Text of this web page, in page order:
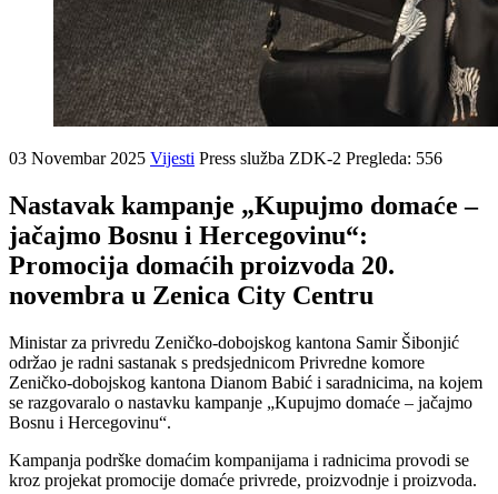
03 Novembar 2025 Vijesti Press služba ZDK-2 Pregleda: 556
Nastavak kampanje „Kupujmo domaće –
jačajmo Bosnu i Hercegovinu“:
Promocija domaćih proizvoda 20.
novembra u Zenica City Centru
Ministar za privredu Zeničko-dobojskog kantona Samir Šibonjić
održao je radni sastanak s predsjednicom Privredne komore
Zeničko-dobojskog kantona Dianom Babić i saradnicima, na kojem
se razgovaralo o nastavku kampanje „Kupujmo domaće – jačajmo
Bosnu i Hercegovinu“.
Kampanja podrške domaćim kompanijama i radnicima provodi se
kroz projekat promocije domaće privrede, proizvodnje i proizvoda.